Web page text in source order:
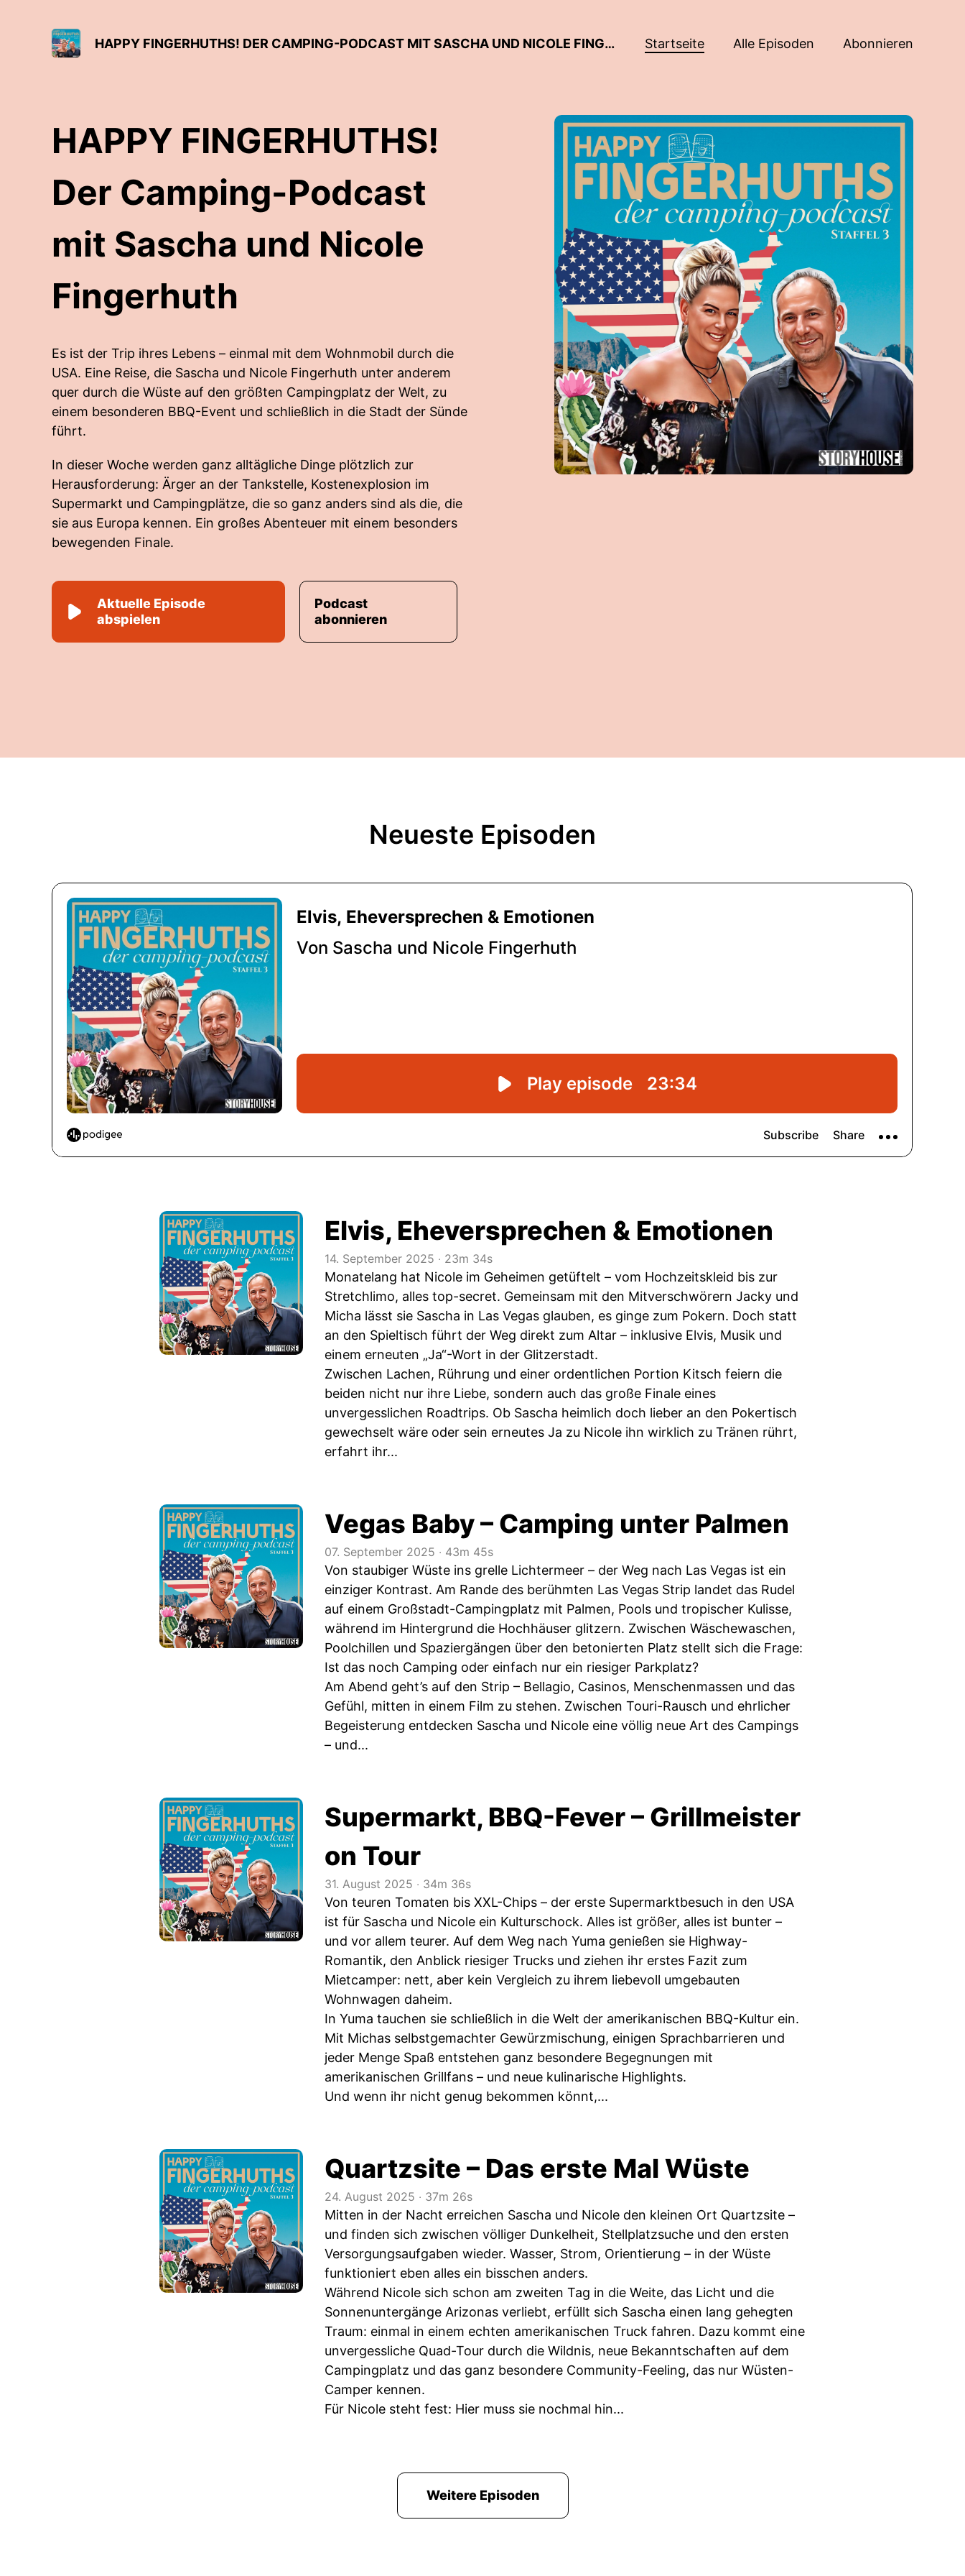
HAPPY FINGERHUTHS! DER CAMPING-PODCAST MIT SASCHA UND NICOLE FINGERHUTH Startseite Alle Episoden Abonnieren
HAPPY FINGERHUTHS!
Der Camping-Podcast
mit Sascha und Nicole
Fingerhuth
Es ist der Trip ihres Lebens – einmal mit dem Wohnmobil durch die
USA. Eine Reise, die Sascha und Nicole Fingerhuth unter anderem
quer durch die Wüste auf den größten Campingplatz der Welt, zu
einem besonderen BBQ-Event und schließlich in die Stadt der Sünde
führt.
In dieser Woche werden ganz alltägliche Dinge plötzlich zur
Herausforderung: Ärger an der Tankstelle, Kostenexplosion im
Supermarkt und Campingplätze, die so ganz anders sind als die, die
sie aus Europa kennen. Ein großes Abenteuer mit einem besonders
bewegenden Finale.
Aktuelle Episode
abspielen
Podcast
abonnieren
Neueste Episoden
Elvis, Eheversprechen & Emotionen
14. September 2025 ‧ 23m 34s
Monatelang hat Nicole im Geheimen getüftelt – vom Hochzeitskleid bis zur
Stretchlimo, alles top-secret. Gemeinsam mit den Mitverschwörern Jacky und
Micha lässt sie Sascha in Las Vegas glauben, es ginge zum Pokern. Doch statt
an den Spieltisch führt der Weg direkt zum Altar – inklusive Elvis, Musik und
einem erneuten „Ja“-Wort in der Glitzerstadt.
Zwischen Lachen, Rührung und einer ordentlichen Portion Kitsch feiern die
beiden nicht nur ihre Liebe, sondern auch das große Finale eines
unvergesslichen Roadtrips. Ob Sascha heimlich doch lieber an den Pokertisch
gewechselt wäre oder sein erneutes Ja zu Nicole ihn wirklich zu Tränen rührt,
erfahrt ihr...
Vegas Baby – Camping unter Palmen
07. September 2025 ‧ 43m 45s
Von staubiger Wüste ins grelle Lichtermeer – der Weg nach Las Vegas ist ein
einziger Kontrast. Am Rande des berühmten Las Vegas Strip landet das Rudel
auf einem Großstadt-Campingplatz mit Palmen, Pools und tropischer Kulisse,
während im Hintergrund die Hochhäuser glitzern. Zwischen Wäschewaschen,
Poolchillen und Spaziergängen über den betonierten Platz stellt sich die Frage:
Ist das noch Camping oder einfach nur ein riesiger Parkplatz?
Am Abend geht’s auf den Strip – Bellagio, Casinos, Menschenmassen und das
Gefühl, mitten in einem Film zu stehen. Zwischen Touri-Rausch und ehrlicher
Begeisterung entdecken Sascha und Nicole eine völlig neue Art des Campings
– und...
Supermarkt, BBQ-Fever – Grillmeister
on Tour
31. August 2025 ‧ 34m 36s
Von teuren Tomaten bis XXL-Chips – der erste Supermarktbesuch in den USA
ist für Sascha und Nicole ein Kulturschock. Alles ist größer, alles ist bunter –
und vor allem teurer. Auf dem Weg nach Yuma genießen sie Highway-
Romantik, den Anblick riesiger Trucks und ziehen ihr erstes Fazit zum
Mietcamper: nett, aber kein Vergleich zu ihrem liebevoll umgebauten
Wohnwagen daheim.
In Yuma tauchen sie schließlich in die Welt der amerikanischen BBQ-Kultur ein.
Mit Michas selbstgemachter Gewürzmischung, einigen Sprachbarrieren und
jeder Menge Spaß entstehen ganz besondere Begegnungen mit
amerikanischen Grillfans – und neue kulinarische Highlights.
Und wenn ihr nicht genug bekommen könnt,...
Quartzsite – Das erste Mal Wüste
24. August 2025 ‧ 37m 26s
Mitten in der Nacht erreichen Sascha und Nicole den kleinen Ort Quartzsite –
und finden sich zwischen völliger Dunkelheit, Stellplatzsuche und den ersten
Versorgungsaufgaben wieder. Wasser, Strom, Orientierung – in der Wüste
funktioniert eben alles ein bisschen anders.
Während Nicole sich schon am zweiten Tag in die Weite, das Licht und die
Sonnenuntergänge Arizonas verliebt, erfüllt sich Sascha einen lang gehegten
Traum: einmal in einem echten amerikanischen Truck fahren. Dazu kommt eine
unvergessliche Quad-Tour durch die Wildnis, neue Bekanntschaften auf dem
Campingplatz und das ganz besondere Community-Feeling, das nur Wüsten-
Camper kennen.
Für Nicole steht fest: Hier muss sie nochmal hin...
Weitere Episoden